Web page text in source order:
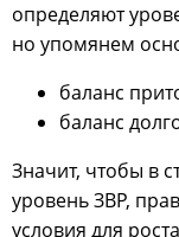
определяют
но упомянем
баланс
баланс
Значит, чтобы в
уровень ЗВР,
условия для